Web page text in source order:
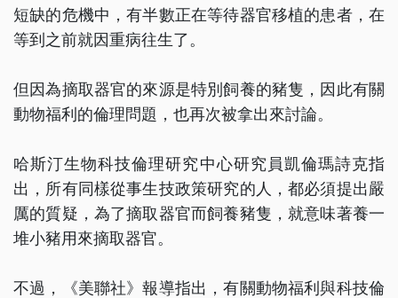
短缺的危機中，有半數正在等待器官移植的患者，在
等到之前就因重病往生了。
但因為摘取器官的來源是特別飼養的豬隻，因此有關
動物福利的倫理問題，也再次被拿出來討論。
哈斯汀生物科技倫理研究中心研究員凱倫瑪詩克指
出，所有同樣從事生技政策研究的人，都必須提出嚴
厲的質疑，為了摘取器官而飼養豬隻，就意味著養一
堆小豬用來摘取器官。
不過，《美聯社》報導指出，有關動物福利與科技倫